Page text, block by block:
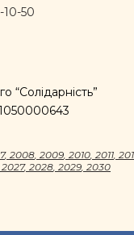
50
, 2008, 2009, 2010, 2011,
2027, 2028, 2029, 2030